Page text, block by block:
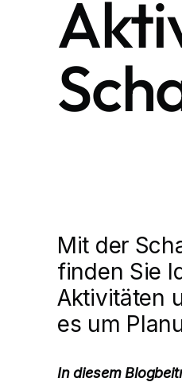
Mit der
finden Sie
Aktivitäten
es um
In diesem